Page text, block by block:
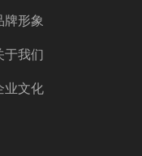
牌形象
于我们
业文化